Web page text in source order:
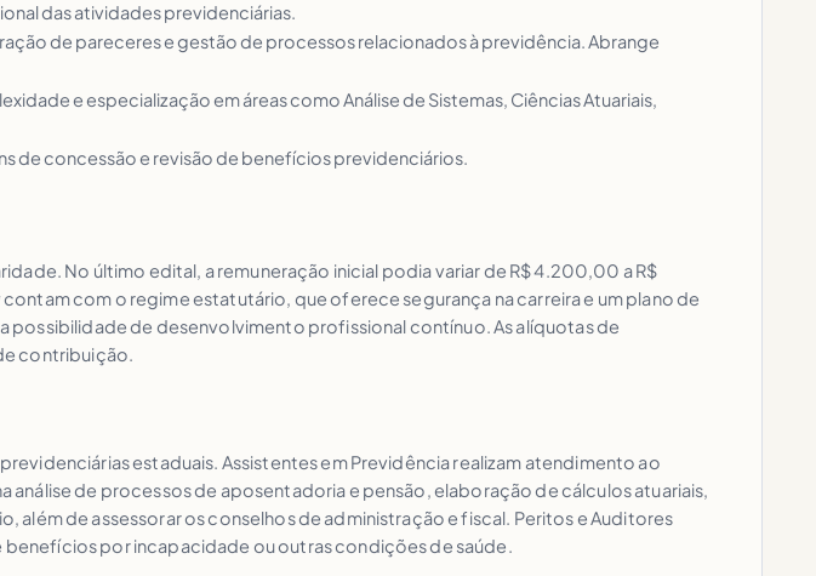
das atividades previdenciárias.
de pareceres e gestão de processos relacionados à previdência. Abrange
e especialização em áreas como Análise de Sistemas, Ciências Atuariais,
de concessão e revisão de benefícios previdenciários.
No último edital, a remuneração inicial podia variar de R$ 4.200,00 a R$
com o regime estatutário, que oferece segurança na carreira e um plano de
de desenvolvimento profissional contínuo. As alíquotas de
contribuição.
estaduais. Assistentes em Previdência realizam atendimento ao
de processos de aposentadoria e pensão, elaboração de cálculos atuariais,
de assessorar os conselhos de administração e fiscal. Peritos e Auditores
por incapacidade ou outras condições de saúde.